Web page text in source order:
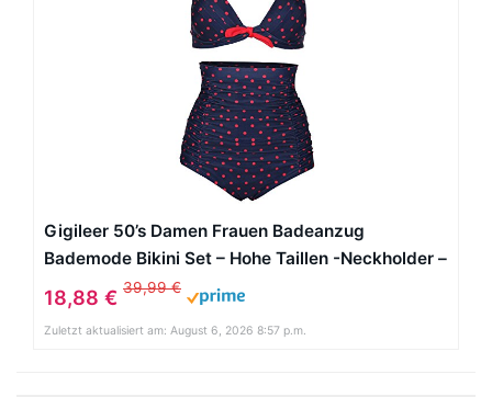
Gigileer 50’s Damen Frauen Badeanzug
Bademode Bikini Set – Hohe Taillen -Neckholder –
bauchweg XL
18,88 € 39,99 €
Zuletzt aktualisiert am: August 6, 2026 8:57 p.m.